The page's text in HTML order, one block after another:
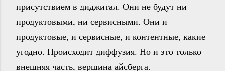
присутствием в диджитал. Они не будут ни
продуктовыми, ни сервисными. Они и
продуктовые, и сервисные, и контентные, какие
угодно. Происходит диффузия. Но и это только
внешняя часть, вершина айсберга.